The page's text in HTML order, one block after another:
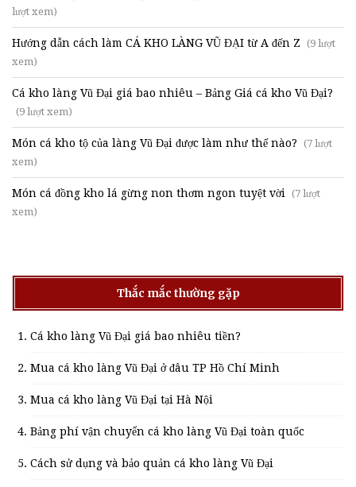
lượt xem)
Hướng dẫn cách làm CÁ KHO LÀNG VŨ ĐẠI từ A đến Z (9 lượt
xem)
Cá kho làng Vũ Đại giá bao nhiêu – Bảng Giá cá kho Vũ Đại?
(9 lượt xem)
Món cá kho tộ của làng Vũ Đại được làm như thế nào? (7 lượt
xem)
Món cá đồng kho lá gừng non thơm ngon tuyệt vời (7 lượt
xem)
Thắc mắc thường gặp
Cá kho làng Vũ Đại giá bao nhiêu tiền?
Mua cá kho làng Vũ Đại ở đâu TP Hồ Chí Minh
Mua cá kho làng Vũ Đại tại Hà Nội
Bảng phí vận chuyển cá kho làng Vũ Đại toàn quốc
Cách sử dụng và bảo quản cá kho làng Vũ Đại